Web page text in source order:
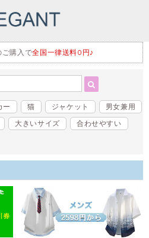
購入で全国一律送料0円♪
ー 猫 ジャケット
男女兼用
大きいサイズ
合わせやすい